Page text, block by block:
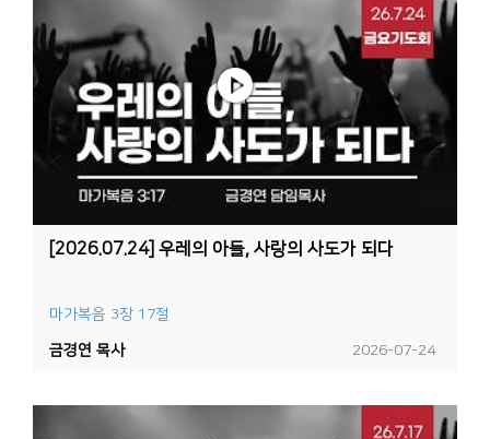
[2026.07.24] 우레의 아들, 사랑의 사도가 되다
마가복음 3장 17절
2026-07-24
금경연 목사